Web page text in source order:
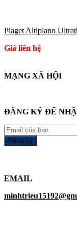
Piaget Altiplano
Giá liên hệ
MẠNG XÃ HỘI
ĐĂNG KÝ ĐỂ
EMAIL